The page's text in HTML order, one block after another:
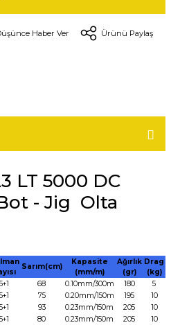
Haber Ver Ürünü Paylaş
LT 5000 DC
- Jig Olta
Sarım(cm)
Kapasite
(mm/m)
Ağırlık
(gr)
Drag
(kg)
5+1 68 0.10mm/300m 180
5
5+1 75 0.20mm/150m 195
10
5+1 93 0.23mm/150m 205
10
5+1 80 0.23mm/150m 205
10